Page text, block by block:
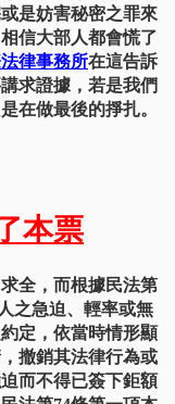
是妨害秘密之罪來
信大部人都會慌了
律事務所在這告訴
求證據，若是我們
在做最後的掙扎。
本票
全，而根據民法第
之急迫、輕率或無
定，依當時情形顯
撤銷其法律行為或
而不得已簽下鉅額